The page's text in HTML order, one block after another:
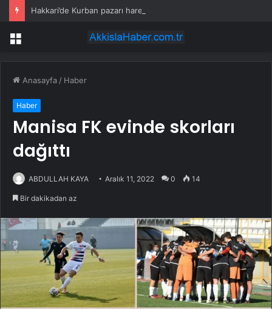
Hakkari’de Kurban pazarı hareketlendi
Menü
Anasayfa / Haber
Haber
Manisa FK evinde skorları
dağıttı
ABDULLAH KAYA Aralık 11, 2022 0 14
Bir dakikadan az